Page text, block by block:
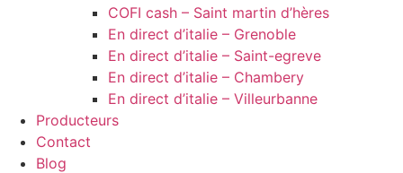
COFI cash – Saint martin d’hères
En direct d’italie – Grenoble
En direct d’italie – Saint-egreve
En direct d’italie – Chambery
En direct d’italie – Villeurbanne
Producteurs
Contact
Blog